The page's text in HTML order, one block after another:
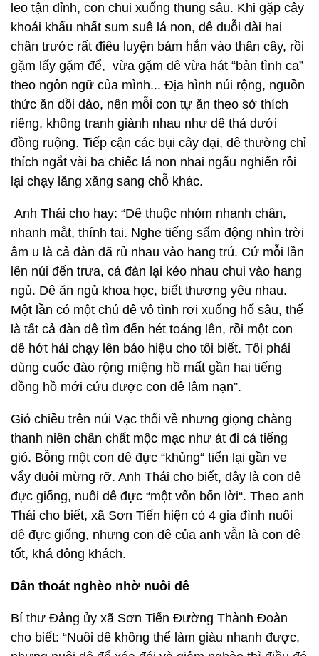
leo tận đỉnh, con chui xuống thung sâu. Khi gặp cây
khoái khẩu nhất sum suê lá non, dê duỗi dài hai
chân trước rất điêu luyện bám hẳn vào thân cây, rồi
gặm lấy gặm để, vừa gặm dê vừa hát “bản tình ca”
theo ngôn ngữ của mình... Địa hình núi rộng, nguồn
thức ăn dồi dào, nên mỗi con tự ăn theo sở thích
riêng, không tranh giành nhau như dê thả dưới
đồng ruộng. Tiếp cận các bụi cây dại, dê thường chỉ
thích ngắt vài ba chiếc lá non nhai ngấu nghiến rồi
lại chạy lăng xăng sang chỗ khác.
Anh Thái cho hay: “Dê thuộc nhóm nhanh chân,
nhanh mắt, thính tai. Nghe tiếng sấm động nhìn trời
âm u là cả đàn đã rủ nhau vào hang trú. Cứ mỗi lần
lên núi đến trưa, cả đàn lại kéo nhau chui vào hang
ngủ. Dê ăn ngủ khoa học, biết thương yêu nhau.
Một lần có một chú dê vô tình rơi xuống hố sâu, thế
là tất cả đàn dê tìm đến hét toáng lên, rồi một con
dê hớt hải chạy lên báo hiệu cho tôi biết. Tôi phải
dùng cuốc đào rộng miệng hồ mất gần hai tiếng
đồng hồ mới cứu được con dê lâm nạn”.
Gió chiều trên núi Vạc thổi về nhưng giọng chàng
thanh niên chân chất mộc mạc như át đi cả tiếng
gió. Bỗng một con dê đực “khủng“ tiến lại gần ve
vẩy đuôi mừng rỡ. Anh Thái cho biết, đây là con dê
đực giống, nuôi dê đực “một vốn bốn lời“. Theo anh
Thái cho biết, xã Sơn Tiến hiện có 4 gia đình nuôi
dê đực giống, nhưng con dê của anh vẫn là con dê
tốt, khá đông khách.
Dân thoát nghèo nhờ nuôi dê
Bí thư Đảng ủy xã Sơn Tiến Đường Thành Đoàn
cho biết: “Nuôi dê không thể làm giàu nhanh được,